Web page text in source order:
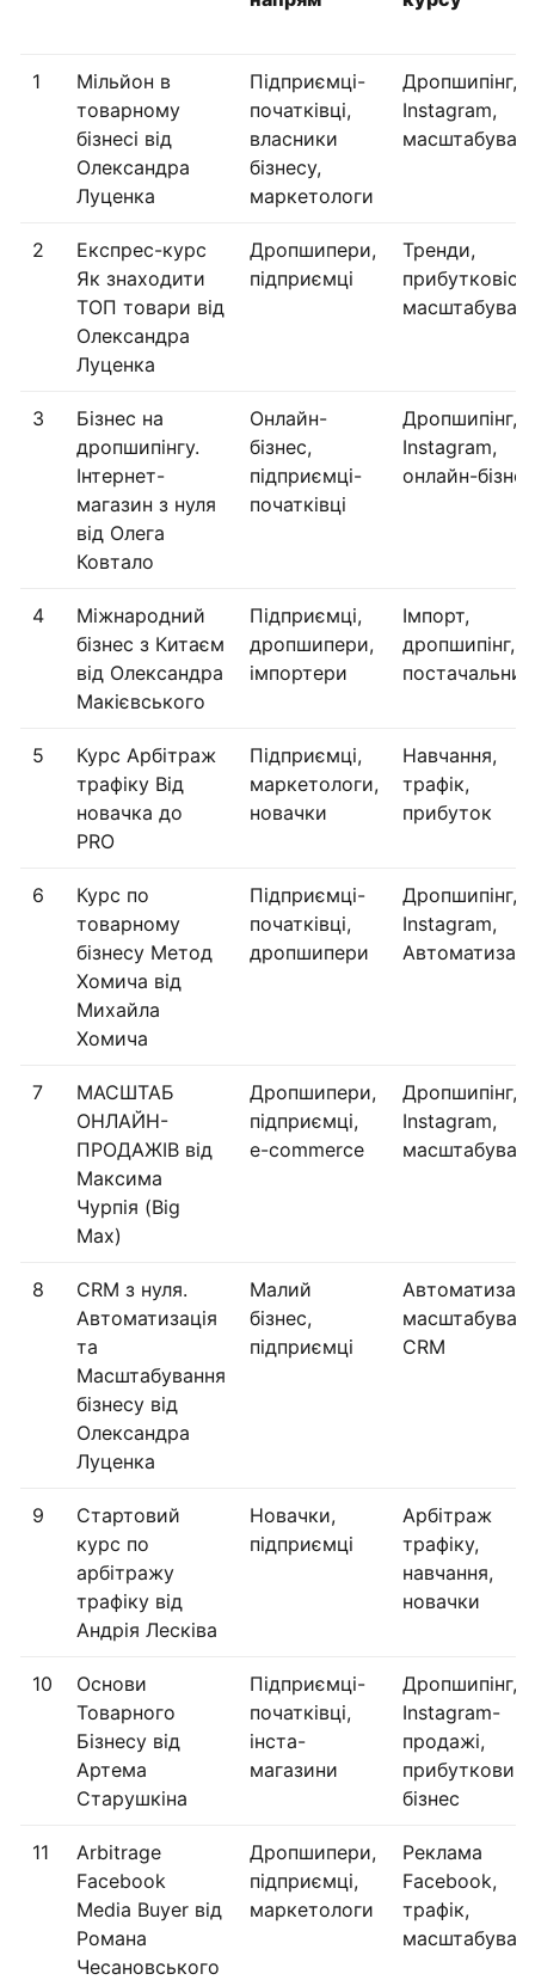
1
Мільйон в
товарному
бізнесі від
Олександра
Луценка
Підприємці-
початківці,
власники
бізнесу,
маркетологи
Дропшипінг,
Instagram,
2
Експрес-курс
Як знаходити
ТОП товари від
Олександра
Луценка
Дропшипери,
підприємці
Тренди,
3
Бізнес на
дропшипінгу.
Інтернет-
магазин з нуля
від Олега
Ковтало
Онлайн-
бізнес,
підприємці-
початківці
Дропшипінг,
Instagram,
онлайн-бізнес
4
Міжнародний
бізнес з Китаєм
від Олександра
Макієвського
Підприємці,
дропшипери,
імпортери
Імпорт,
дропшипінг,
5
Курс Арбітраж
трафіку Від
новачка до
PRO
Підприємці,
маркетологи,
новачки
Навчання,
трафік,
прибуток
6
Курс по
товарному
бізнесу Метод
Хомича від
Михайла
Хомича
Підприємці-
початківці,
дропшипери
Дропшипінг,
Instagram,
7
МАСШТАБ
ОНЛАЙН-
ПРОДАЖІВ від
Максима
Чурпія (Big
Max)
Дропшипери,
підприємці,
e-commerce
Дропшипінг,
Instagram,
8
CRM з нуля.
Автоматизація
та
Масштабування
бізнесу від
Олександра
Луценка
Малий
бізнес,
підприємці
CRM
9
Стартовий
курс по
арбітражу
трафіку від
Андрія Лесківа
Новачки,
підприємці
Арбітраж
трафіку,
навчання,
новачки
10
Основи
Товарного
Бізнесу від
Артема
Старушкіна
Підприємці-
початківці,
інста-
магазини
Дропшипінг,
Instagram-
продажі,
прибутковий
бізнес
11
Arbitrage
Facebook
Media Buyer від
Романа
Чесановського
Дропшипери,
підприємці,
маркетологи
Реклама
Facebook,
трафік,